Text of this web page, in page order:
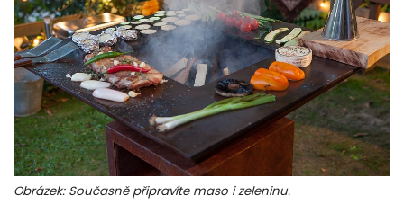
Obrázek: Současně připravíte maso i zeleninu.